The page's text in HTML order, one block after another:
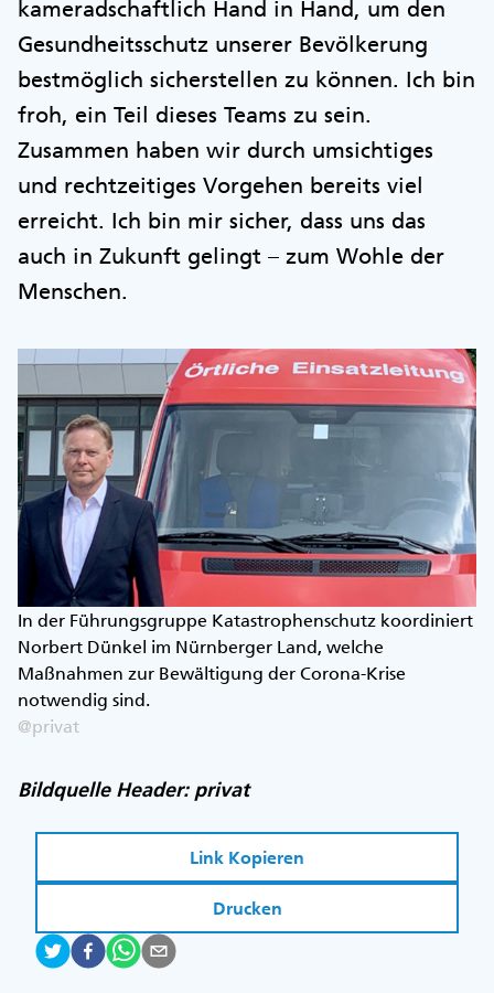
kameradschaftlich Hand in Hand, um den
Gesundheitsschutz unserer Bevölkerung
bestmöglich sicherstellen zu können. Ich bin
froh, ein Teil dieses Teams zu sein.
Zusammen haben wir durch umsichtiges
und rechtzeitiges Vorgehen bereits viel
erreicht. Ich bin mir sicher, dass uns das
auch in Zukunft gelingt – zum Wohle der
Menschen.
In der Führungsgruppe Katastrophenschutz koordiniert
Norbert Dünkel im Nürnberger Land, welche
Maßnahmen zur Bewältigung der Corona-Krise
notwendig sind.
@privat
Bildquelle Header: privat
Link Kopieren
Drucken